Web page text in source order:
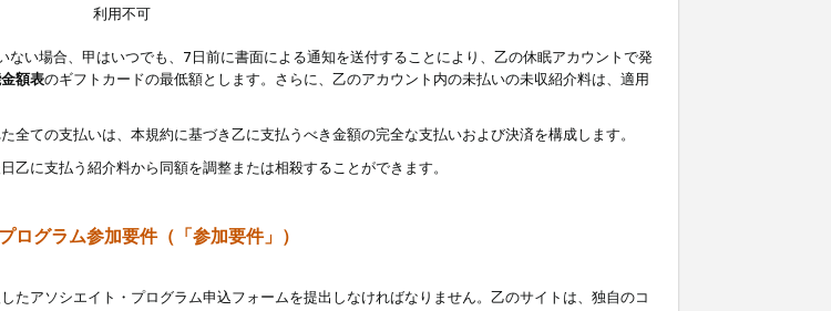
利用不可
い場合、甲はいつでも、7日前に書面による通知を送付することにより、乙の休眠アカウントで発
額表のギフトカードの最低額とします。さらに、乙のアカウント内の未払いの未収紹介料は、適用
ての支払いは、本規約に基づき乙に支払うべき金額の完全な支払いおよび決済を構成します。
に支払う紹介料から同額を調整または相殺することができます。
ログラム参加要件（「参加要件」）
アソシエイト・プログラム申込フォームを提出しなければなりません。乙のサイトは、独自のコ